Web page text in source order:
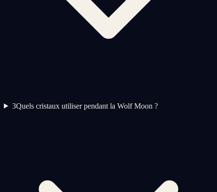
3Quels cristaux utiliser pendant la Wolf Moon ?